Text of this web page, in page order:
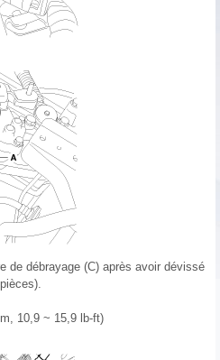
de débrayage (C) après avoir dévissé
10,9 ~ 15,9 lb-ft)